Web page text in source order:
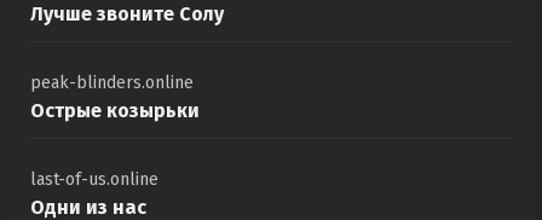
Лучше звоните Солу
peak-blinders.online
Острые козырьки
last-of-us.online
Одни из нас